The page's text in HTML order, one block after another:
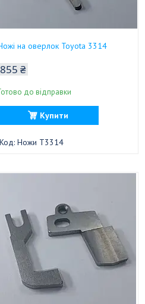
на оверлок Toyota 3314
855 ₴
до відправки
Купити
Ножи T3314